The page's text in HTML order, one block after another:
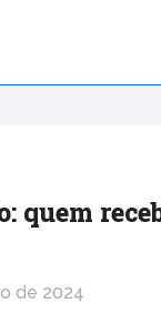
quem
de 2024